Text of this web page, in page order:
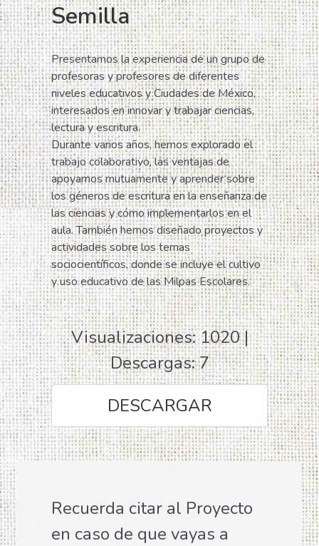
Semilla
Presentamos la experiencia de un grupo de
profesoras y profesores de diferentes
niveles educativos y Ciudades de México,
interesados en innovar y trabajar ciencias,
lectura y escritura.
Durante varios años, hemos explorado el
trabajo colaborativo, las ventajas de
apoyarnos mutuamente y aprender sobre
los géneros de escritura en la enseñanza de
las ciencias y cómo implementarlos en el
aula. También hemos diseñado proyectos y
actividades sobre los temas
sociocientíficos, donde se incluye el cultivo
y uso educativo de las Milpas Escolares.
Visualizaciones: 1020 |
Descargas: 7
DESCARGAR
Recuerda citar al Proyecto
en caso de que vayas a